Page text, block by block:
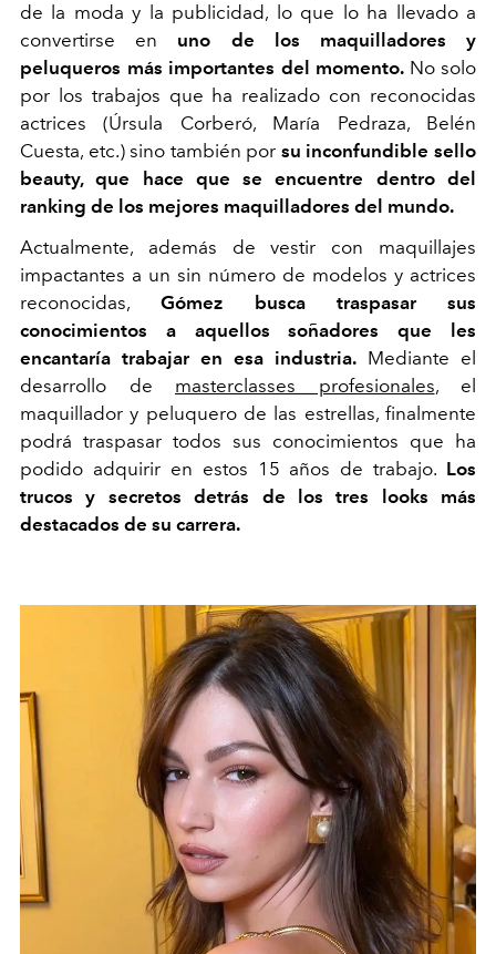
de la moda y la publicidad, lo que lo ha llevado a
convertirse en uno de los maquilladores y
peluqueros más importantes del momento. No solo
por los trabajos que ha realizado con reconocidas
actrices (Úrsula Corberó, María Pedraza, Belén
Cuesta, etc.) sino también por su inconfundible sello
beauty, que hace que se encuentre dentro del
ranking de los mejores maquilladores del mundo.
Actualmente, además de vestir con maquillajes
impactantes a un sin número de modelos y actrices
reconocidas,Gómez busca traspasar sus
conocimientos a aquellos soñadores que les
encantaría trabajar en esa industria. Mediante el
desarrollo de masterclasses profesionales, el
maquillador y peluquero de las estrellas, finalmente
podrá traspasar todos sus conocimientos que ha
podido adquirir en estos 15 años de trabajo. Los
trucos y secretos detrás de los tres looks más
destacados de su carrera.